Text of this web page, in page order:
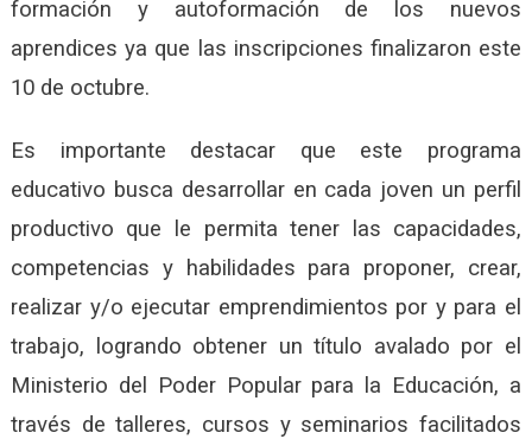
formación y autoformación de los nuevos
aprendices ya que las inscripciones finalizaron este
10 de octubre.
Es importante destacar que este programa
educativo busca desarrollar en cada joven un perfil
productivo que le permita tener las capacidades,
competencias y habilidades para proponer, crear,
realizar y/o ejecutar emprendimientos por y para el
trabajo, logrando obtener un título avalado por el
Ministerio del Poder Popular para la Educación, a
través de talleres, cursos y seminarios facilitados